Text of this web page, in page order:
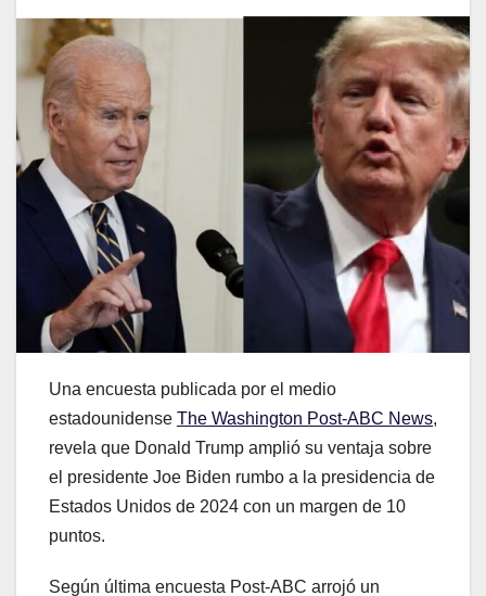
Una encuesta publicada por el medio
estadounidense The Washington Post-ABC News,
revela que Donald Trump amplió su ventaja sobre
el presidente Joe Biden rumbo a la presidencia de
Estados Unidos de 2024 con un margen de 10
puntos.
Según última encuesta Post-ABC arrojó un